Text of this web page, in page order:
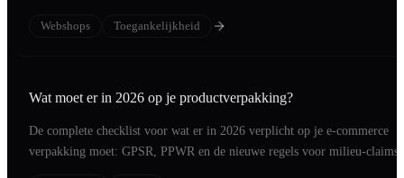
Webshops
Toegankelijkheid
Wat moet er in 2026 op je productverpakking?
De complete checklist voor wat er in 2026 verplicht op je e-commerce
verpakking moet: GPSR, PPWR en de nieuwe regels voor milieu-claims,